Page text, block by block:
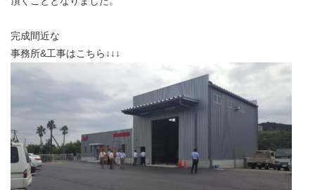
完成間近な
事務所&工事はこちら↓↓↓